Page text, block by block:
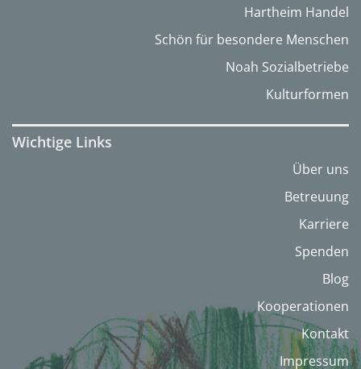
Hartheim Handel
Schön für besondere Menschen
Noah Sozialbetriebe
Kulturformen
Wichtige Links
Über uns
Betreuung
Karriere
Spenden
Blog
Kooperationen
Kontakt
Impressum